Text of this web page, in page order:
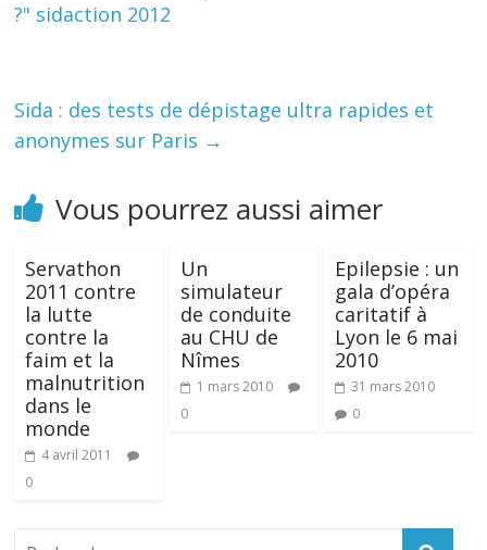
?" sidaction 2012
Sida : des tests de dépistage ultra rapides et
anonymes sur Paris →
Vous pourrez aussi aimer
Servathon
2011 contre
la lutte
contre la
faim et la
malnutrition
dans le
monde
4 avril 2011
0
Un
simulateur
de conduite
au CHU de
Nîmes
1 mars 2010
0
Epilepsie : un
gala d’opéra
caritatif à
Lyon le 6 mai
2010
31 mars 2010
0